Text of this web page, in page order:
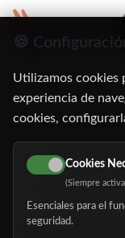
C/ Oruro,
91 345 06
616 113 103
Buscador de
🍪
Utilizamos cookies
experiencia de
cookies,
Cookies
(Siempre
Esenciales para el
seguridad.